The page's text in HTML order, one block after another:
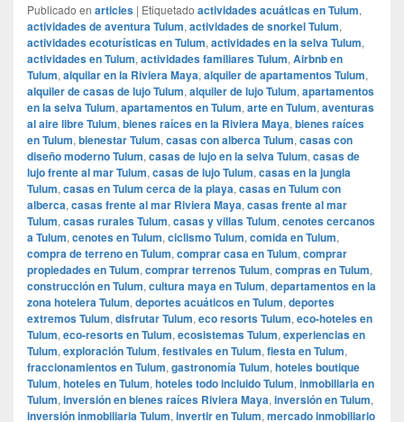
Publicado en articles | Etiquetado actividades acuáticas en Tulum,
actividades de aventura Tulum, actividades de snorkel Tulum,
actividades ecoturísticas en Tulum, actividades en la selva Tulum,
actividades en Tulum, actividades familiares Tulum, Airbnb en
Tulum, alquilar en la Riviera Maya, alquiler de apartamentos Tulum,
alquiler de casas de lujo Tulum, alquiler de lujo Tulum, apartamentos
en la selva Tulum, apartamentos en Tulum, arte en Tulum, aventuras
al aire libre Tulum, bienes raíces en la Riviera Maya, bienes raíces
en Tulum, bienestar Tulum, casas con alberca Tulum, casas con
diseño moderno Tulum, casas de lujo en la selva Tulum, casas de
lujo frente al mar Tulum, casas de lujo Tulum, casas en la jungla
Tulum, casas en Tulum cerca de la playa, casas en Tulum con
alberca, casas frente al mar Riviera Maya, casas frente al mar
Tulum, casas rurales Tulum, casas y villas Tulum, cenotes cercanos
a Tulum, cenotes en Tulum, ciclismo Tulum, comida en Tulum,
compra de terreno en Tulum, comprar casa en Tulum, comprar
propiedades en Tulum, comprar terrenos Tulum, compras en Tulum,
construcción en Tulum, cultura maya en Tulum, departamentos en la
zona hotelera Tulum, deportes acuáticos en Tulum, deportes
extremos Tulum, disfrutar Tulum, eco resorts Tulum, eco-hoteles en
Tulum, eco-resorts en Tulum, ecosistemas Tulum, experiencias en
Tulum, exploración Tulum, festivales en Tulum, fiesta en Tulum,
fraccionamientos en Tulum, gastronomía Tulum, hoteles boutique
Tulum, hoteles en Tulum, hoteles todo incluido Tulum, inmobiliaria en
Tulum, inversión en bienes raíces Riviera Maya, inversión en Tulum,
inversión inmobiliaria Tulum, invertir en Tulum, mercado inmobiliario